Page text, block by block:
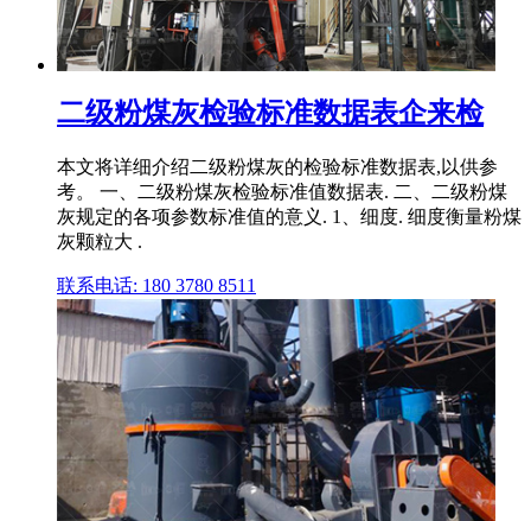
二级粉煤灰检验标准数据表企来检
本文将详细介绍二级粉煤灰的检验标准数据表,以供参
考。 一、二级粉煤灰检验标准值数据表. 二、二级粉煤
灰规定的各项参数标准值的意义. 1、细度. 细度衡量粉煤
灰颗粒大 .
联系电话: 180 3780 8511